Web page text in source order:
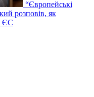
“Європейські
розповів, як
ЄС